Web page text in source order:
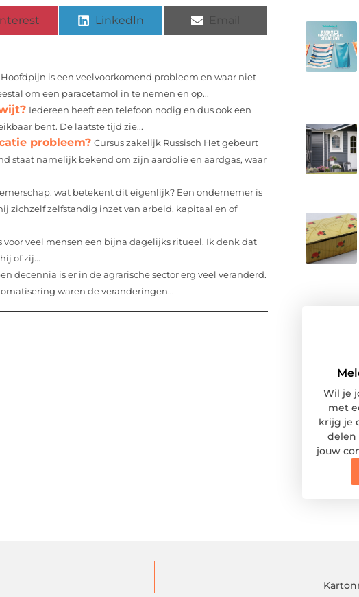
LinkedIn
Hoofdpijn is een veelvoorkomend probleem en waar niet
om een paracetamol in te nemen en op...
Iedereen heeft een telefoon nodig en dus ook een
bent. De laatste tijd zie...
probleem? Cursus zakelijk Russisch Het gebeurt
staat namelijk bekend om zijn aardolie en aardgas, waar
wat betekent dit eigenlijk? Een ondernemer is
zichzelf zelfstandig inzet van arbeid, kapitaal en of
voor veel mensen een bijna dagelijks ritueel. Ik denk dat
of zij...
decennia is er in de agrarische sector erg veel veranderd.
waren de veranderingen...
Wil je
met
krijg je
delen
jouw